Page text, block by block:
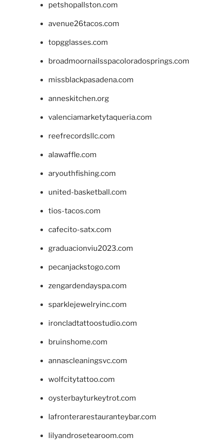
petshopallston.com
avenue26tacos.com
topgglasses.com
broadmoornailsspacoloradosprings.com
missblackpasadena.com
anneskitchen.org
valenciamarketytaqueria.com
reefrecordsllc.com
alawaffle.com
aryouthfishing.com
united-basketball.com
tios-tacos.com
cafecito-satx.com
graduacionviu2023.com
pecanjackstogo.com
zengardendayspa.com
sparklejewelryinc.com
ironcladtattoostudio.com
bruinshome.com
annascleaningsvc.com
wolfcitytattoo.com
oysterbayturkeytrot.com
lafronterarestauranteybar.com
lilyandrosetearoom.com